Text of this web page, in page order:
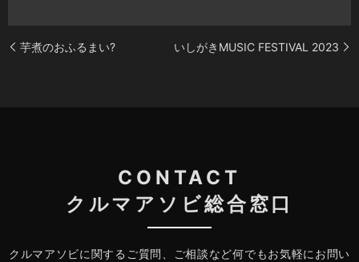
芋煮のおふるまい? いしがきMUSIC FESTIVAL 2023
CONTACT
クルマアソビ総合窓口
クルマアソビに関するご質問、ご相談など何でもお気軽にお問い